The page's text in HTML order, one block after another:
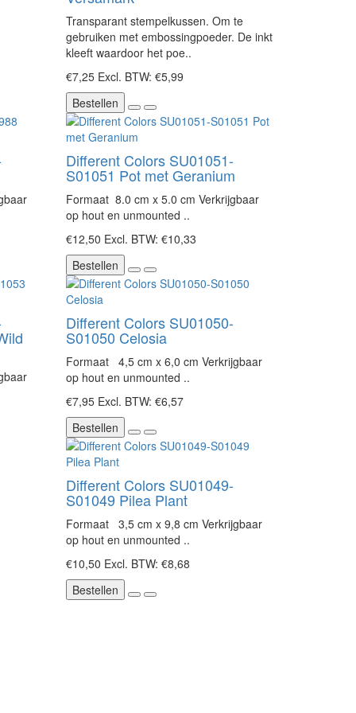
Transparant stempelkussen. Om te
gebruiken met embossingpoeder. De inkt
kleeft waardoor het poe..
€7,25 Excl. BTW: €5,99
Bestellen
Different Colors SU01051-
S01051 Pot met Geranium
Formaat 8.0 cm x 5.0 cm Verkrijgbaar
op hout en unmounted ..
€12,50 Excl. BTW: €10,33
Bestellen
Different Colors SU01050-
S01050 Celosia
Formaat 4,5 cm x 6,0 cm Verkrijgbaar
op hout en unmounted ..
€7,95 Excl. BTW: €6,57
Bestellen
Different Colors SU01049-
S01049 Pilea Plant
Formaat 3,5 cm x 9,8 cm Verkrijgbaar
op hout en unmounted ..
€10,50 Excl. BTW: €8,68
Bestellen